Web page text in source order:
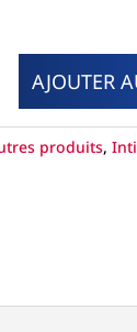
AJOUTER
produits,
produits,